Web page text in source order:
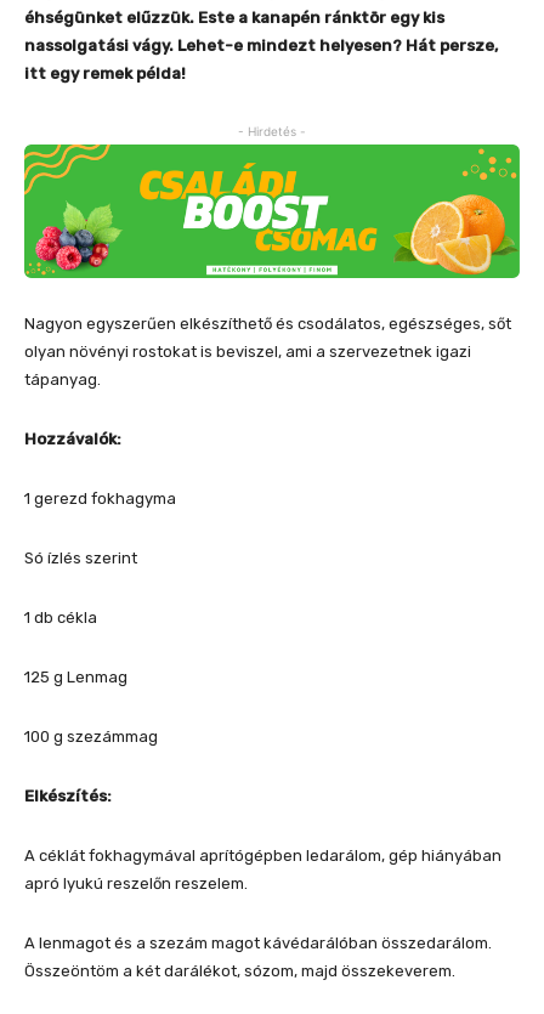
éhségünket elűzzük. Este a kanapén ránktör egy kis
nassolgatási vágy. Lehet-e mindezt helyesen? Hát persze,
itt egy remek példa!
- Hirdetés -
Nagyon egyszerűen elkészíthető és csodálatos, egészséges, sőt
olyan növényi rostokat is beviszel, ami a szervezetnek igazi
tápanyag.
Hozzávalók:
1 gerezd fokhagyma
Só ízlés szerint
1 db cékla
125 g Lenmag
100 g szezámmag
Elkészítés:
A céklát fokhagymával aprítógépben ledarálom, gép hiányában
apró lyukú reszelőn reszelem.
A lenmagot és a szezám magot kávédarálóban összedarálom.
Összeöntöm a két darálékot, sózom, majd összekeverem.